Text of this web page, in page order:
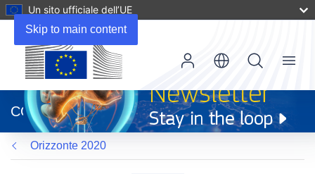
Skip to main content
Un sito ufficiale dell’UE
apre
in
una
nuova
finestra)
CORDIS
Menu
Orizzonte 2020